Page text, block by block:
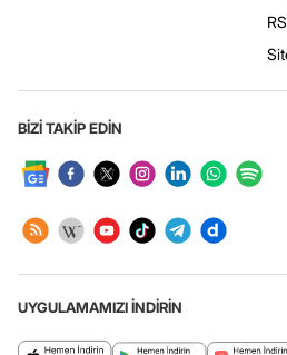
BİZİ TAKİP EDİN
UYGULAMAMIZI İNDİRİN